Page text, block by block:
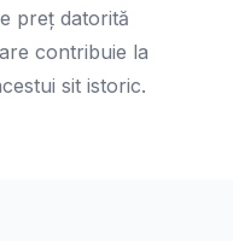
preț datorită
contribuie la
sit istoric.